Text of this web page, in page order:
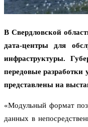
В Свердловской
дата-центры для
инфраструктуры.
передовые
представлены на
«Модульный формат
данных в